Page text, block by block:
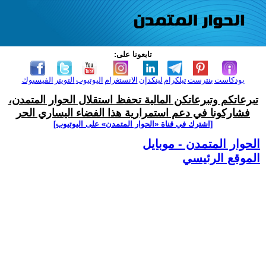
تابعونا على:
الفيسبوك التويتر اليوتيوب الانستغرام لينكدإن تيلكرامبنترست بودكاست
تبرعاتكم وتبرعاتكن المالية تحفظ استقلال الحوار المتمدن،
فشاركونا في دعم استمرارية هذا الفضاء اليساري الحر
[اشترك في قناة ‫«الحوار المتمدن» على اليوتيوب]
الحوار المتمدن - موبايل
الموقع الرئيسي